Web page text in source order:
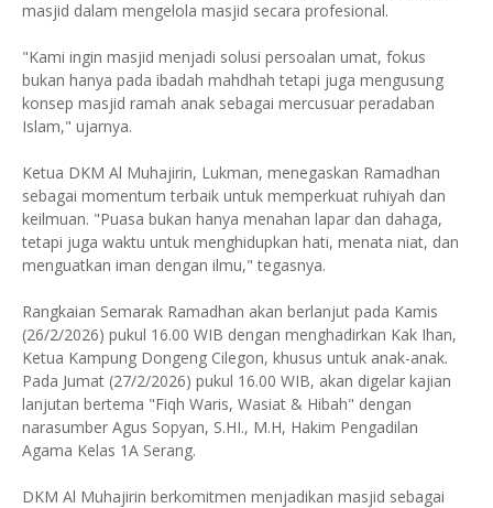
masjid dalam mengelola masjid secara profesional.
"Kami ingin masjid menjadi solusi persoalan umat, fokus
bukan hanya pada ibadah mahdhah tetapi juga mengusung
konsep masjid ramah anak sebagai mercusuar peradaban
Islam," ujarnya.
Ketua DKM Al Muhajirin, Lukman, menegaskan Ramadhan
sebagai momentum terbaik untuk memperkuat ruhiyah dan
keilmuan. "Puasa bukan hanya menahan lapar dan dahaga,
tetapi juga waktu untuk menghidupkan hati, menata niat, dan
menguatkan iman dengan ilmu," tegasnya.
Rangkaian Semarak Ramadhan akan berlanjut pada Kamis
(26/2/2026) pukul 16.00 WIB dengan menghadirkan Kak Ihan,
Ketua Kampung Dongeng Cilegon, khusus untuk anak-anak.
Pada Jumat (27/2/2026) pukul 16.00 WIB, akan digelar kajian
lanjutan bertema "Fiqh Waris, Wasiat & Hibah" dengan
narasumber Agus Sopyan, S.HI., M.H, Hakim Pengadilan
Agama Kelas 1A Serang.
DKM Al Muhajirin berkomitmen menjadikan masjid sebagai